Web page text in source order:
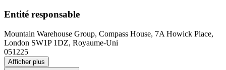
Entité responsable
Mountain Warehouse Group, Compass House, 7A Howick Place,
London SW1P 1DZ, Royaume-Uni
051225
Afficher plus